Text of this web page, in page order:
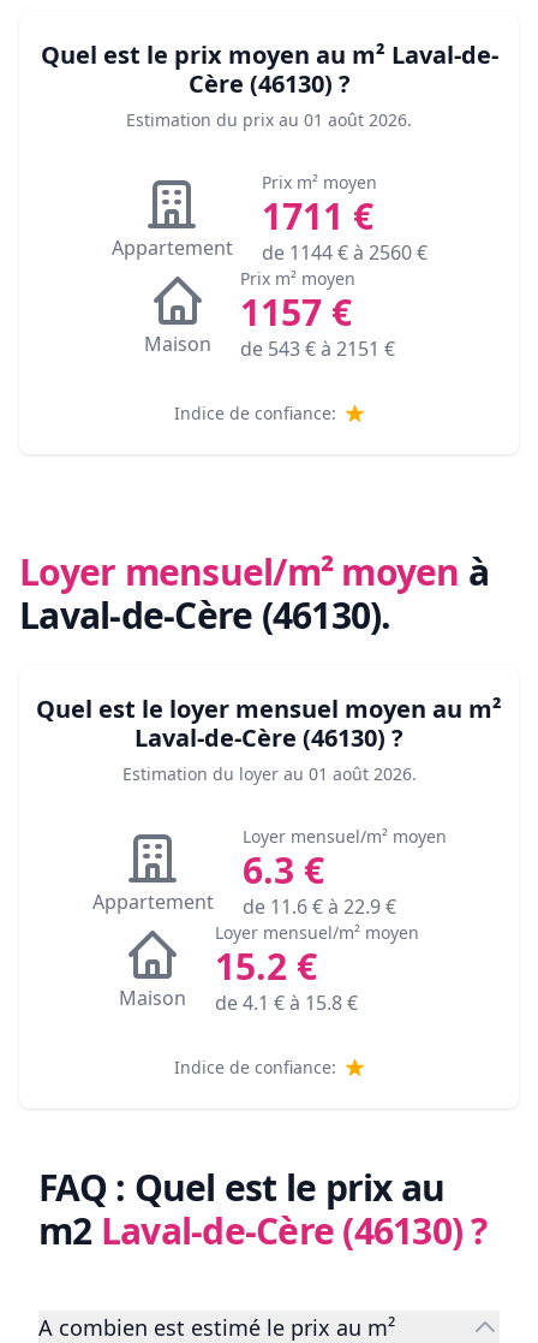
Quel est le prix moyen au m² Laval-de-
Cère (46130) ?
Estimation du prix au 01 août 2026.
Appartement
Prix m² moyen
1711 €
de 1144€ à 2560€
Maison
Prix m² moyen
1157€
de 543€ à 2151 €
Indice de confiance:
Loyer mensuel/m² moyen à
Laval-de-Cère (46130).
Quel est le loyer mensuel moyen au m²
Laval-de-Cère (46130) ?
Estimation du loyer au 01 août 2026.
Appartement
Loyer mensuel/m² moyen
6.3 €
de 11.6€ à 22.9€
Maison
Loyer mensuel/m² moyen
15.2 €
de4.1 € à 15.8€
Indice de confiance:
FAQ : Quel est le prix au
m2 Laval-de-Cère (46130)?
A combien est estimé le prix au m²